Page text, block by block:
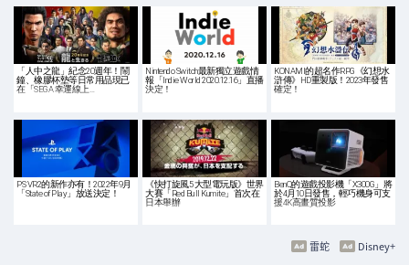
「人中之龍」紀念20週年！鬧
鐘、橡膠杯墊等日常用品現已
在「SEGA 幸運線上…
Nintendo Switch最新獨立遊戲情
報「Indie World 2020.12.16」直播
決定！
KONAMI的超名作RPG《幻想水
滸傳》HD重製版！2023年發售
確定！
PS VR2的新作亦有！2022年9月
「State of Play」放送決定！
《快打旋風5 大型電玩版》世界
大賽「Red Bull Kumite」首次在
日本舉辦
BenQ的遊戲投影機「X300G」將
於4月10日發售，輕巧機身可支
援4K高畫質投影
Disney+
雷蛇